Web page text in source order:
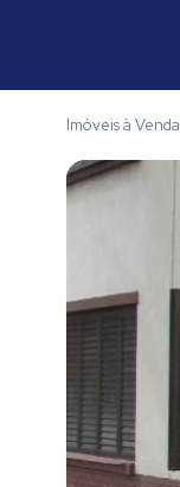
Imóveis à Venda